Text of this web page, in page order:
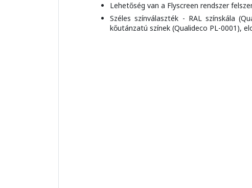
Lehetőség van a Flyscreen rendszer
Széles színválaszték - RAL színskála
kőutánzatú színek (Qualideco PL-0001),